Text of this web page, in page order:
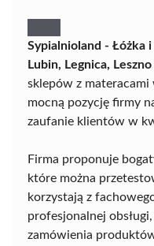
Sypialnioland - Łóżka
Lubin, Legnica, Leszno
sklepów z
mocną pozycję firmy
zaufanie klientów w
Firma proponuje
które można
korzystają z
profesjonalnej
zamówienia